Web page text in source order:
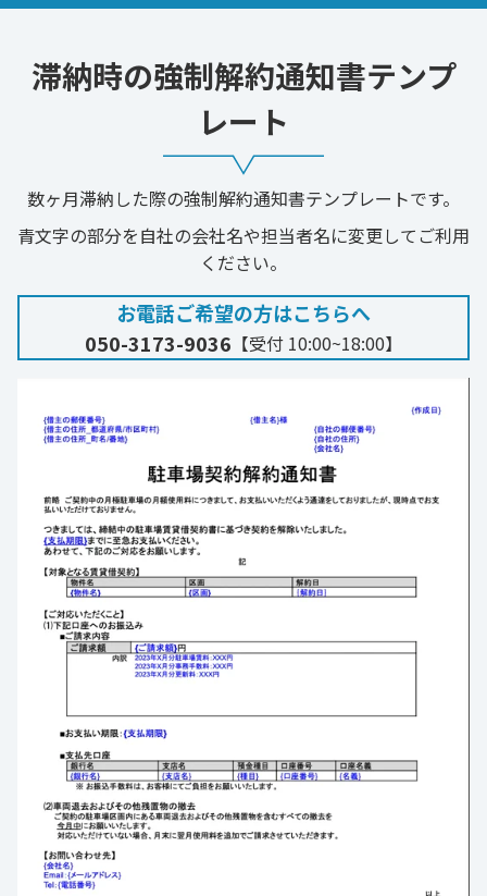
滞納時の強制解約通知書テンプ
レート
数ヶ月滞納した際の強制解約通知書テンプレートです。
青文字の部分を自社の会社名や担当者名に変更してご利用
ください。
お電話ご希望の方はこちらへ
050-3173-9036 【受付 10:00~18:00】